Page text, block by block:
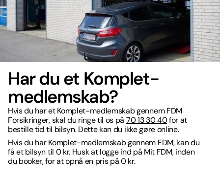
Har du et Komplet-
medlemskab?
Hvis du har et Komplet-medlemskab gennem FDM
Forsikringer, skal du ringe til os på 70 13 30 40for at
bestille tid til bilsyn. Dette kan du ikke gøre online.
Hvis du har Komplet-medlemskab gennem FDM, kan du
få et bilsyn til 0 kr. Husk at logge ind på Mit FDM, inden
du booker, for at opnå en pris på 0 kr.